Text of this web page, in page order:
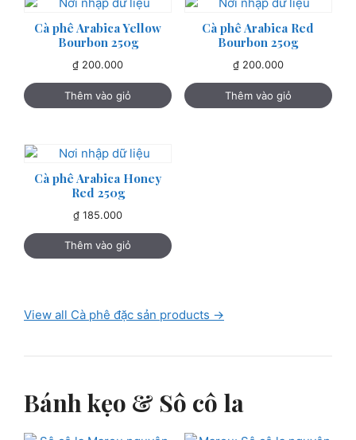
Cà phê Arabica Yellow
Bourbon 250g
₫ 200.000
Thêm vào giỏ
Cà phê Arabica Red
Bourbon 250g
₫200.000
Thêm vào giỏ
Cà phê Arabica Honey
Red 250g
₫ 185.000
Thêm vào giỏ
View all Cà phê đặc sản products →
Bánh kẹo & Sô cô la